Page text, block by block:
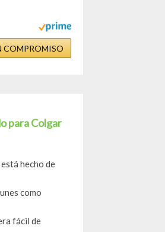
COMPROMISO
para Colgar
hecho de
como
fácil de